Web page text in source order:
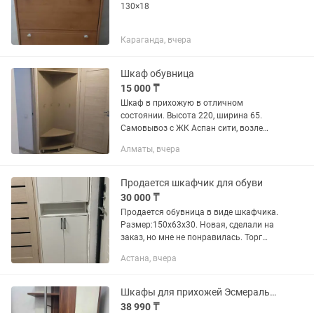
130×18
Караганда, вчера
Шкаф обувница
15 000 ₸
Шкаф в прихожую в отличном
состоянии. Высота 220, ширина 65.
Самовывоз с ЖК Аспан сити, возле
Алматы, вчера
Продается шкафчик для обуви
30 000 ₸
Продается обувница в виде шкафчика.
Размер:150х63х30. Новая, сделали на
заказ, но мне не понравилась. Торг
Астана, вчера
Шкафы для прихожей Эсмеральда
38 990 ₸